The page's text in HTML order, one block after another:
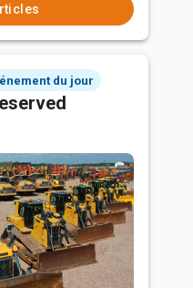
du jour